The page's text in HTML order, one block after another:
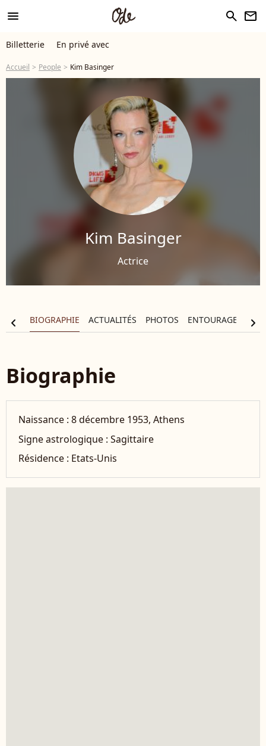
menu search newsletter
Billetterie En privé avec
Accueil People Kim Basinger
Kim Basinger
Actrice
BIOGRAPHIE ACTUALITÉS PHOTOS ENTOURAGE
chevron_left chevron_right
Biographie
Naissance :8 décembre 1953, Athens
Signe astrologique :Sagittaire
Résidence : Etats-Unis